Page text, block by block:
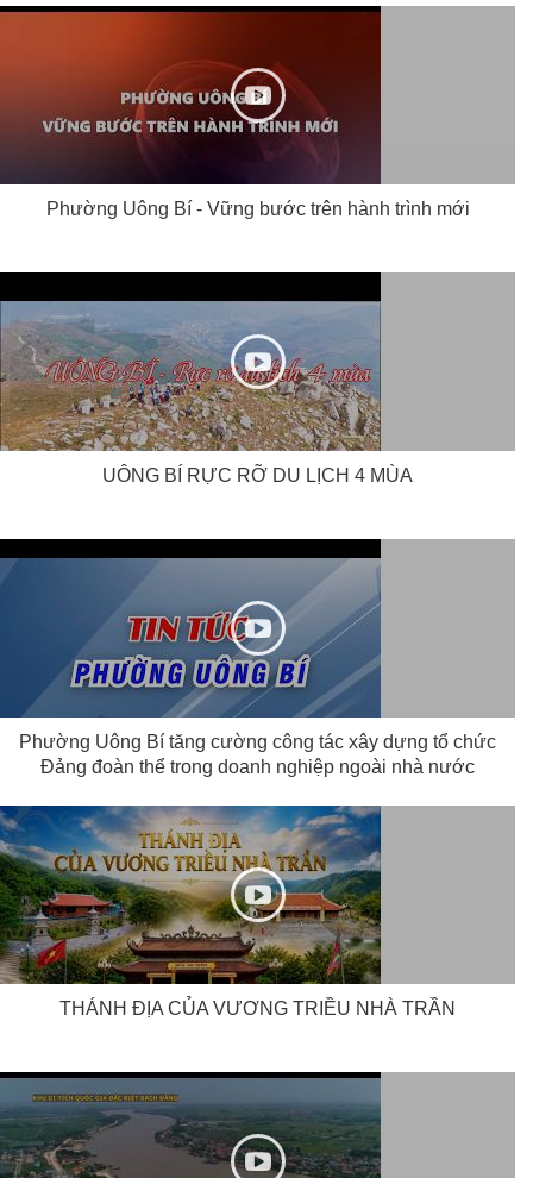
Phường Uông Bí - Vững bước trên hành trình mới
UÔNG BÍ RỰC RỠ DU LỊCH 4 MÙA
Phường Uông Bí tăng cường công tác xây dựng tổ chức
Đảng đoàn thể trong doanh nghiệp ngoài nhà nước
THÁNH ĐỊA CỦA VƯƠNG TRIỀU NHÀ TRẦN